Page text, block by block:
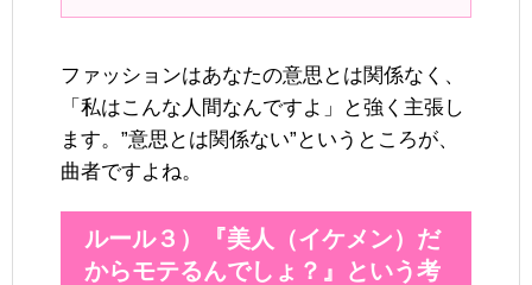
ファッションはあなたの意思とは関係なく、
「私はこんな人間なんですよ」と強く主張し
ます。”意思とは関係ない”というところが、
曲者ですよね。
ルール３）『美人（イケメン）だ
からモテるんでしょ？』という考